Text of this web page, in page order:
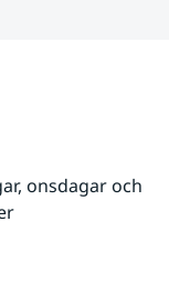
onsdagar och